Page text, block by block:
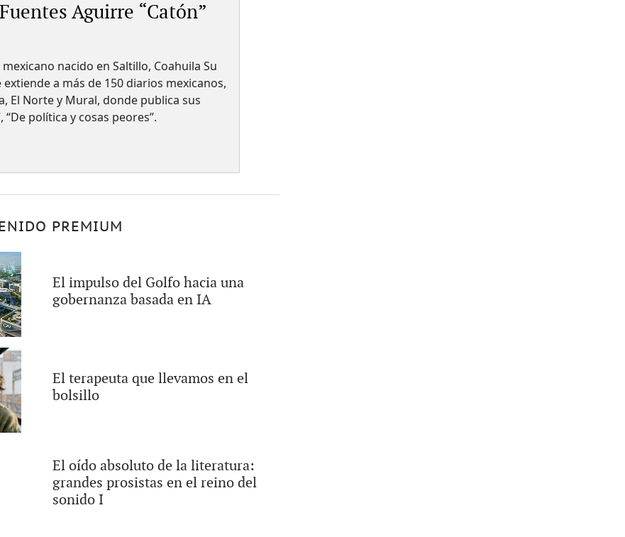
Aguirre “Catón”
nacido en Saltillo, Coahuila Su
a más de 150 diarios mexicanos,
El Norte y Mural, donde publica sus
política y cosas peores”.
PREMIUM
El impulso del Golfo hacia una
gobernanza basada en IA
El terapeuta que llevamos en el
bolsillo
El oído absoluto de la literatura:
grandes prosistas en el reino del
sonido I